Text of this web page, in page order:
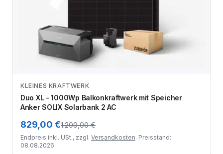
Zum Angebot
KLEINES KRAFTWERK
Duo XL - 1000Wp Balkonkraftwerk mit Speicher
Anker SOLIX Solarbank 2 AC
829,00 €1.209,00 €
Endpreis inkl. USt., zzgl. Versandkosten. Preisstand:
08.08.2026.